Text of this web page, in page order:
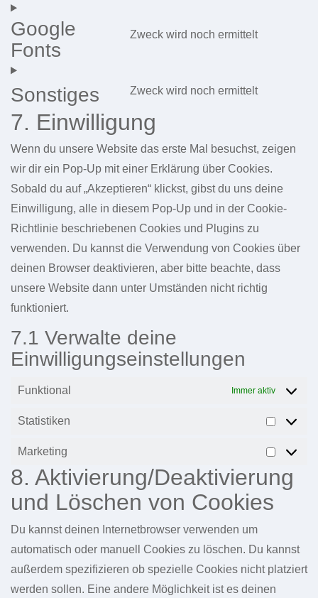
Google
Fonts
Zweck wird noch ermittelt
Sonstiges
Zweck wird noch ermittelt
service
7. Einwilligung
Wenn du unsere Website das erste Mal besuchst, zeigen
wir dir ein Pop-Up mit einer Erklärung über Cookies.
Sobald du auf „Akzeptieren“ klickst, gibst du uns deine
Einwilligung, alle in diesem Pop-Up und in der Cookie-
Richtlinie beschriebenen Cookies und Plugins zu
verwenden. Du kannst die Verwendung von Cookies über
deinen Browser deaktivieren, aber bitte beachte, dass
unsere Website dann unter Umständen nicht richtig
funktioniert.
7.1 Verwalte deine
Einwilligungseinstellungen
Funktional Immer aktiv
Statistiken
Marketing
8. Aktivierung/Deaktivierung
und Löschen von Cookies
Du kannst deinen Internetbrowser verwenden um
automatisch oder manuell Cookies zu löschen. Du kannst
außerdem spezifizieren ob spezielle Cookies nicht platziert
werden sollen. Eine andere Möglichkeit ist es deinen